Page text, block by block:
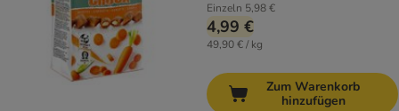
Einzeln 5,98 €
4,99 €
49,90 € / kg
Zum Warenkorb
hinzufügen